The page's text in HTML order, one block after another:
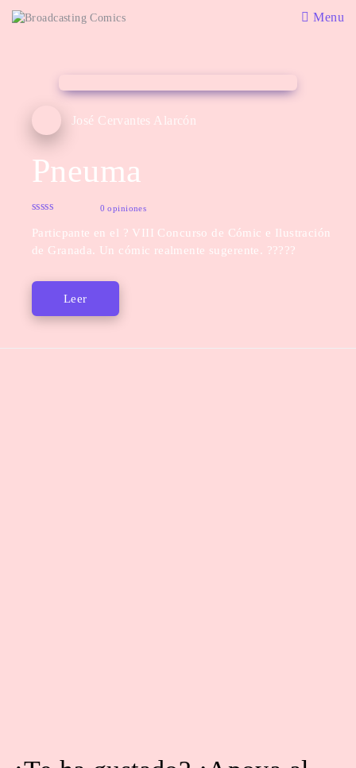
Menu
José Cervantes Alarcón
Pneuma
0 opiniones
Particpante en el ? VIII Concurso de Cómic e Ilustración
de Granada. Un cómic realmente sugerente. ?????
Leer